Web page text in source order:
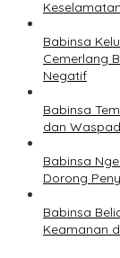
Babinsa
Cemerlang
Negatif
Babinsa
dan
Babinsa
Dorong
Babinsa
Keamanan